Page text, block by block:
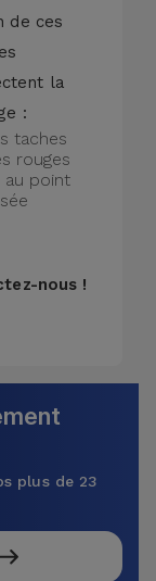
de ces
la
:
taches
rouges
au point
nous !
plus de 23